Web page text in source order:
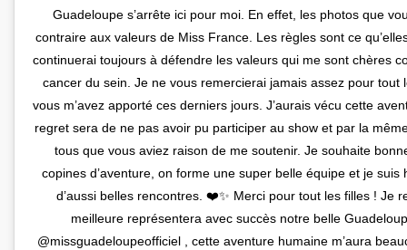
Guadeloupe s’arrête ici pour moi. En effet, les photos que
contraire aux valeurs de Miss France. Les règles sont ce
continuerai toujours à défendre les valeurs qui me sont chères
cancer du sein. Je ne vous remercierai jamais assez pour tout
vous m’avez apporté ces derniers jours. J’aurais vécu cette
regret sera de ne pas avoir pu participer au show et par la
tous que vous aviez raison de me soutenir. Je souhaite
copines d’aventure, on forme une super belle équipe et je suis
d’aussi belles rencontres. ❤️✨ Merci pour tout les filles ! Je
meilleure représentera avec succès notre belle
@missguadeloupeofficiel , cette aventure humaine m’aura